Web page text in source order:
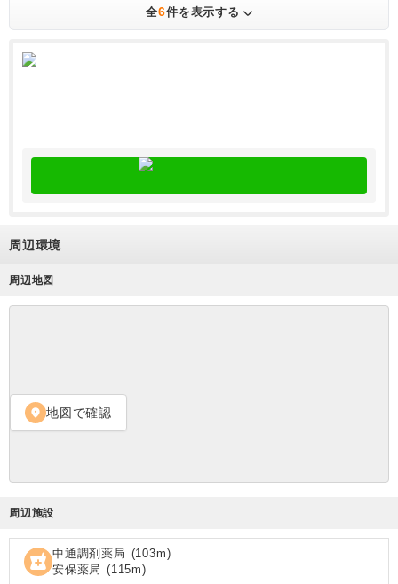
全6件を表示する
周辺環境
周辺地図
location_on 地図で確認
周辺施設
local_pharmacy 中通調剤薬局 (103m)
安保薬局 (115m)